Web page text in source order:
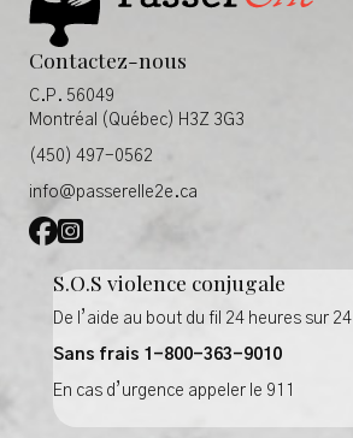
Contactez-nous
C.P. 56049
Montréal (Québec) H3Z 3G3
(450) 497-0562
info@passerelle2e.ca
Facebook PasserElle
Instagram PasserElle
S.O.S violence conjugale
De l’aide au bout du fil 24 heures sur 24
Sans frais 1-800-363-9010
En cas d’urgence appeler le 911